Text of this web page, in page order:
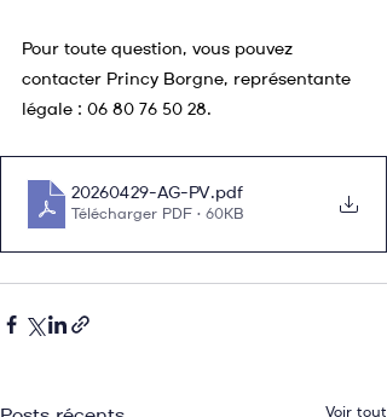
Pour toute question, vous pouvez
contacter Princy Borgne, représentante
légale : 06 80 76 50 28.
20260429-AG-PV.pdf
Télécharger PDF • 60KB
Voir tout